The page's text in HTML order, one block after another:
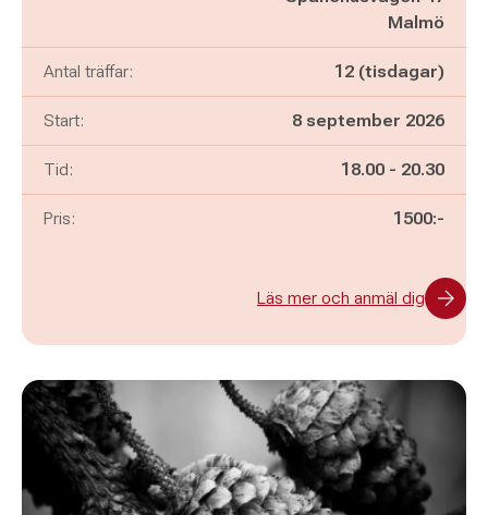
Malmö
Antal träffar: 12 (tisdagar)
Start: 8 september 2026
Tid: Pågår mellan
18.00 - och
20.30
Pris: 1500:-
Läs mer och anmäl dig